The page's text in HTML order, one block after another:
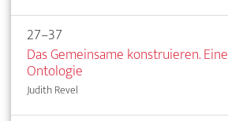
27–37
Das Gemeinsame konstruieren. Eine
Ontologie
Judith Revel